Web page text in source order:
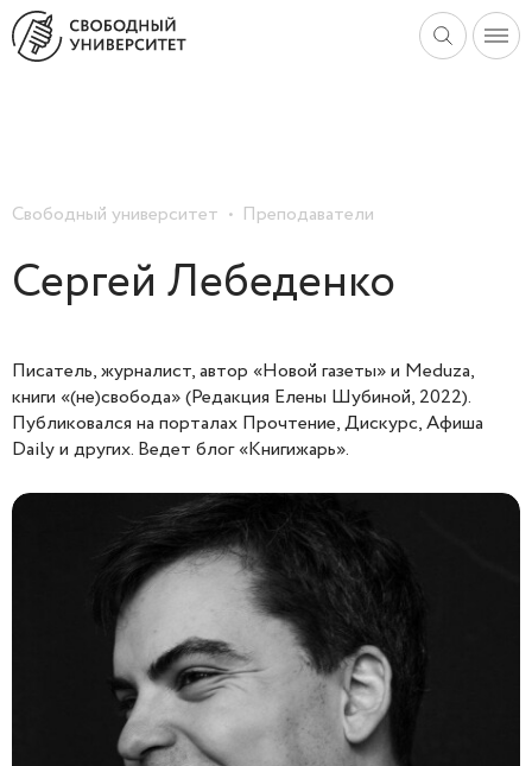
Свободный университет Преподаватели
Сергей Лебеденко
Писатель, журналист, автор «Новой газеты» и Meduza,
книги «(не)свобода» (Редакция Елены Шубиной, 2022).
Публиковался на порталах Прочтение, Дискурс, Афиша
Daily и других. Ведет блог «Книгижарь».